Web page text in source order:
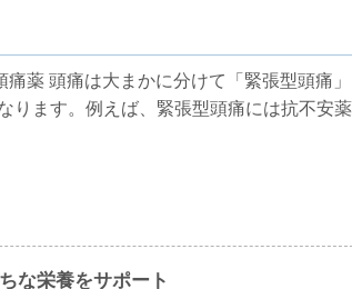
薬 頭痛は大まかに分けて「緊張型頭痛
ります。例えば、緊張型頭痛には抗不安
な栄養をサポート